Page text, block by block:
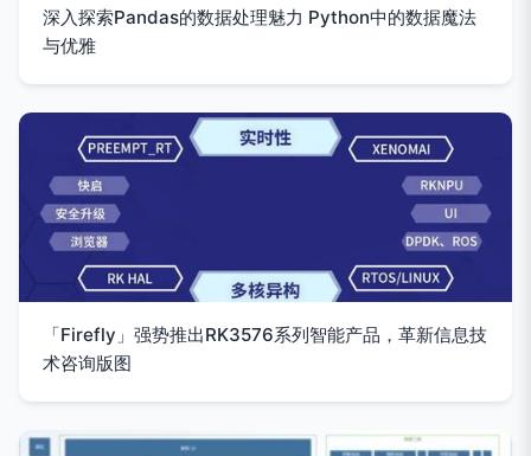
深入探索Pandas的数据处理魅力 Python中的数据魔法
与优雅
「Firefly」强势推出RK3576系列智能产品，革新信息技
术咨询版图